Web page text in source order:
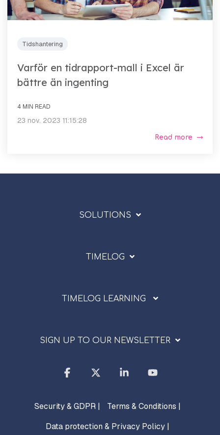
Tidshantering
Varför en tidrapport-mall i Excel är
bättre än ingenting
4 MIN READ
23 nov. 2023 11:15:28
Read more
SOLUTIONS
TIMELOG
TIMELOG LEARNING
SIGN UP TO OUR NEWSLETTER
Security & GDPR |
Terms & Conditions |
Data protection & Privacy Policy |
Facebook Linkedin